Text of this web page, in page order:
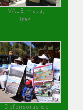
VALE mata,
Brasil
Defensoras de